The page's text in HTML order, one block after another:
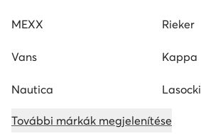
MEXX Rieker
Vans Kappa
Nautica Lasocki
További márkák megjelenítése